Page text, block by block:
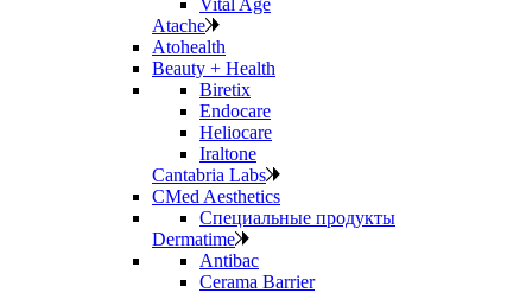
Atache
Atohealth
Beauty + Health
Biretix
Endocare
Heliocare
Iraltone
Cantabria Labs
CMed Aesthetics
Специальные продукты
Dermatime
Antibac
Cerama Barrier